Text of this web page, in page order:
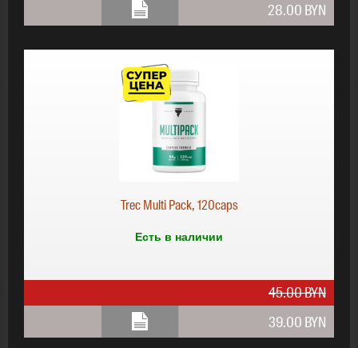
28.00 BYN
28.00 BYN
Trec Multi Pack, 120caps
Есть в наличии
39.00 BYN
45.00 BYN